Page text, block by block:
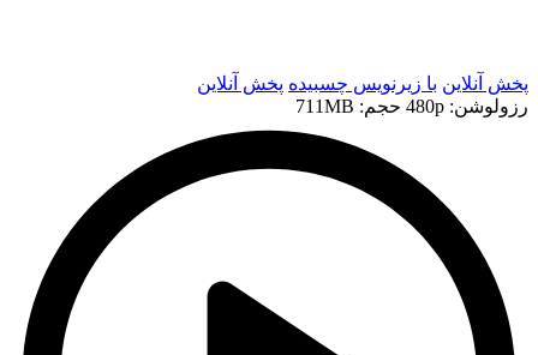
پخش آنلاین با زیرنویس چسبیده پخش آنلاین
رزولوشن: 480p
حجم: 711MB